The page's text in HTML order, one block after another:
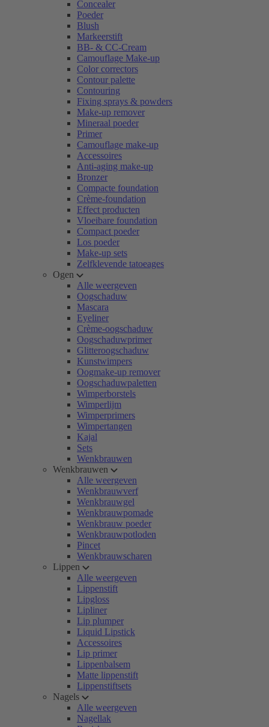
Concealer
Poeder
Blush
Markeerstift
BB- & CC-Cream
Camouflage Make-up
Color correctors
Contour palette
Contouring
Fixing sprays & powders
Make-up remover
Mineraal poeder
Primer
Camouflage make-up
Accessoires
Anti-aging make-up
Bronzer
Compacte foundation
Crème-foundation
Effect producten
Vloeibare foundation
Compact poeder
Los poeder
Make-up sets
Zelfklevende tatoeages
Ogen
Alle weergeven
Oogschaduw
Mascara
Eyeliner
Crème-oogschaduw
Oogschaduwprimer
Glitteroogschaduw
Kunstwimpers
Oogmake-up remover
Oogschaduwpaletten
Wimperborstels
Wimperlijm
Wimperprimers
Wimpertangen
Kajal
Sets
Wenkbrauwen
Wenkbrauwen
Alle weergeven
Wenkbrauwverf
Wenkbrauwgel
Wenkbrauwpomade
Wenkbrauw poeder
Wenkbrauwpotloden
Pincet
Wenkbrauwscharen
Lippen
Alle weergeven
Lippenstift
Lipgloss
Lipliner
Lip plumper
Liquid Lipstick
Accessoires
Lip primer
Lippenbalsem
Matte lippenstift
Lippenstiftsets
Nagels
Alle weergeven
Nagellak